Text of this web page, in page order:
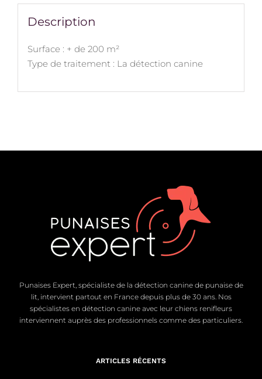
Description
Surface : + de 200 m²
Type de traitement : La détection canine
Punaises Expert, spécialiste de la détection canine de punaise de
lit, intervient partout en France depuis plus de 30 ans. Nos
spécialistes en détection canine avec leur chiens renifleurs
interviennent auprès des professionnels comme des particuliers.
ARTICLES RÉCENTS